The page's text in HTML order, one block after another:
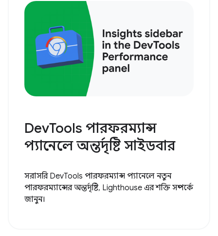
DevTools পারফরম্যান্স
প্যানেলে অন্তর্দৃষ্টি সাইডবার
সরাসরি DevTools পারফরম্যান্স প্যানেলে নতুন
পারফরম্যান্সের অন্তর্দৃষ্টি, Lighthouse এর শক্তি সম্পর্কে
জানুন।